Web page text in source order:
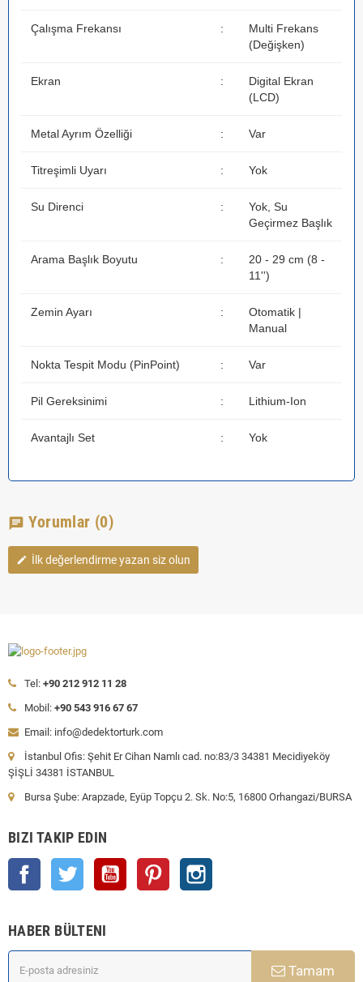
Çalışma Frekansı :
Multi Frekans
(Değişken)
Ekran :
Digital Ekran
(LCD)
Metal Ayrım Özelliği : Var
Titreşimli Uyarı : Yok
Su Direnci :
Yok, Su
Geçirmez Başlık
Arama Başlık Boyutu :
20 - 29 cm (8 -
11'')
Zemin Ayarı :
Otomatik |
Manual
Nokta Tespit Modu (PinPoint) : Var
Pil Gereksinimi : Lithium-Ion
Avantajlı Set : Yok
chat Yorumlar (0)
edit İlk değerlendirme yazan siz olun
Tel: +90 212 912 11 28
Mobil: +90 543 916 67 67
Email: info@dedektorturk.com
İstanbul Ofis: Şehit Er Cihan Namlı cad. no:83/3 34381 Mecidiyeköy
ŞİŞLİ 34381 İSTANBUL
Bursa Şube: Arapzade, Eyüp Topçu 2. Sk. No:5, 16800 Orhangazi/BURSA
BIZI TAKIP EDIN
Facebook Twitter YouTube Pinterest
HABER BÜLTENI
Tamam